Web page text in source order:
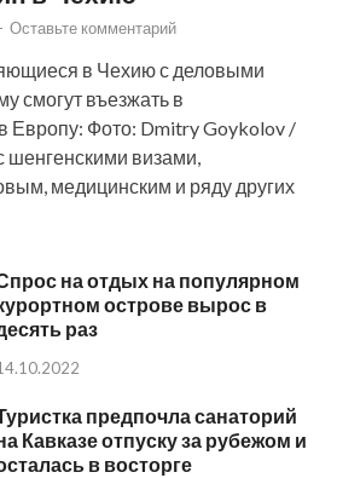
- Оставьте комментарий
в Чехию с деловыми
смогут въезжать в
Европу: Фото: Dmitry Goykolov /
шенгенскими визами,
медицинским и ряду других
на отдых на популярном
острове вырос в
раз
предпочла санаторий
Кавказе отпуску за рубежом и
в восторге